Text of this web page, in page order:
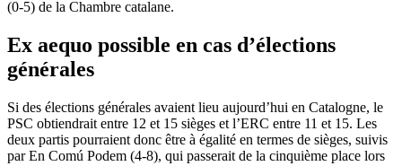
(0-5) de la Chambre catalane.
Ex aequo possible en cas d’élections
générales
Si des élections générales avaient lieu aujourd’hui en Catalogne, le
PSC obtiendrait entre 12 et 15 sièges et l’ERC entre 11 et 15. Les
deux partis pourraient donc être à égalité en termes de sièges, suivis
par En Comú Podem (4-8), qui passerait de la cinquième place lors